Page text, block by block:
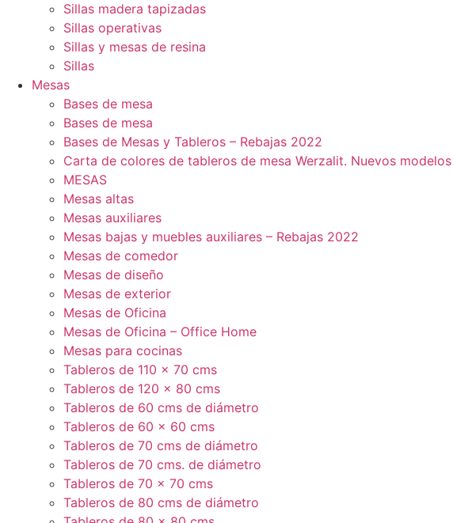
Sillas madera tapizadas
Sillas operativas
Sillas y mesas de resina
Sillas
Mesas
Bases de mesa
Bases de mesa
Bases de Mesas y Tableros – Rebajas 2022
Carta de colores de tableros de mesa Werzalit. Nuevos modelos
MESAS
Mesas altas
Mesas auxiliares
Mesas bajas y muebles auxiliares – Rebajas 2022
Mesas de comedor
Mesas de diseño
Mesas de exterior
Mesas de Oficina
Mesas de Oficina – Office Home
Mesas para cocinas
Tableros de 110 x 70 cms
Tableros de 120 x 80 cms
Tableros de 60 cms de diámetro
Tableros de 60 x 60 cms
Tableros de 70 cms de diámetro
Tableros de 70 cms. de diámetro
Tableros de 70 x 70 cms
Tableros de 80 cms de diámetro